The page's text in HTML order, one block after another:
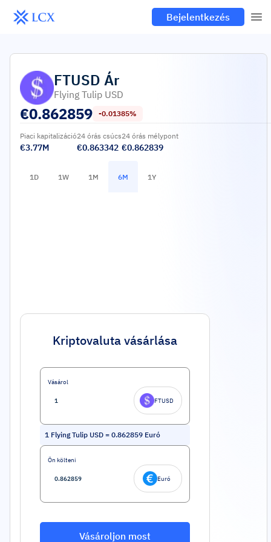
Bejelentkezés
FTUSD Ár
Flying Tulip USD
€0.862859 -0.01385%
Piaci kapitalizáció
€3.77M
24 órás csúcs
€0.863342
24 órás mélypont
€0.862839
1D 1W 1M 6M 1Y
Kriptovaluta vásárlása
Vásárol
FTUSD
1 Flying Tulip USD = 0.862859 Euró
Ön költeni
Euró
Vásároljon most